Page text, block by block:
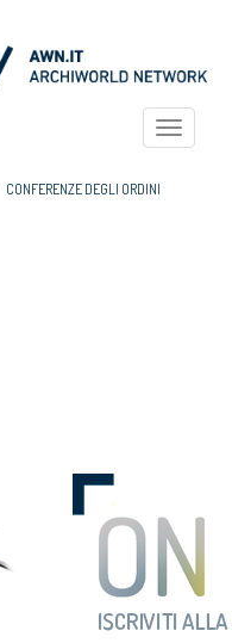
Toggle
CONFERENZE DEGLI ORDINI